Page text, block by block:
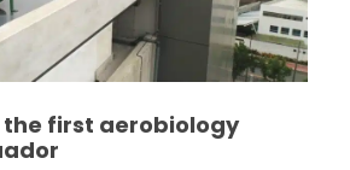
the first aerobiology